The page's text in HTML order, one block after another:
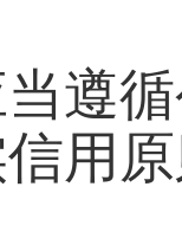
遵
用